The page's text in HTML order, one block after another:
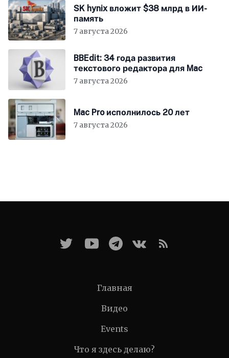
SK hynix вложит $38 млрд в ИИ-
память
7 августа 2026
BBEdit: 34 года развития
текстового редактора для Mac
7 августа 2026
Mac Pro исполнилось 20 лет
7 августа 2026
Главная
Видео
Events
Что я здесь делаю?